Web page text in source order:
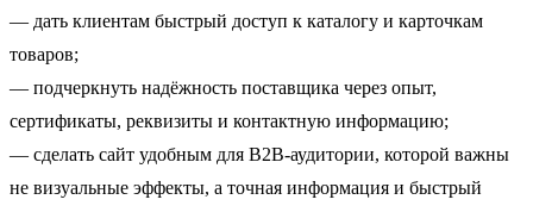
— дать клиентам быстрый доступ к каталогу и карточкам
товаров;
— подчеркнуть надёжность поставщика через опыт,
сертификаты, реквизиты и контактную информацию;
— сделать сайт удобным для B2B-аудитории, которой важны
не визуальные эффекты, а точная информация и быстрый